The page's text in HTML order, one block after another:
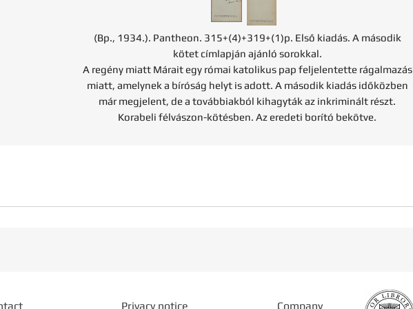
(Bp., 1934.). Pantheon. 315+(4)+319+(1)p. Első kiadás. A második
kötet címlapján ajánló sorokkal.
A regény miatt Márait egy római katolikus pap feljelentette rágalmazás
miatt, amelynek a bíróság helyt is adott. A második kiadás időközben
már megjelent, de a továbbiakból kihagyták az inkriminált részt.
Korabeli félvászon-kötésben. Az eredeti borító bekötve.
Privacy notice Company